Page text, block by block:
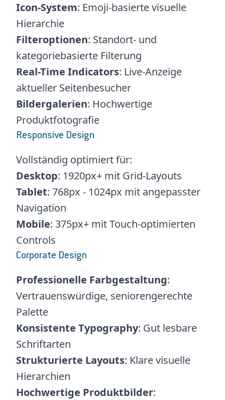
Icon-System: Emoji-basierte visuelle
Hierarchie
Filteroptionen: Standort- und
kategoriebasierte Filterung
Real-Time Indicators: Live-Anzeige
aktueller Seitenbesucher
Bildergalerien: Hochwertige
Produktfotografie
Responsive Design
Vollständig optimiert für:
Desktop: 1920px+ mit Grid-Layouts
Tablet: 768px - 1024px mit angepasster
Navigation
Mobile: 375px+ mit Touch-optimierten
Controls
Corporate Design
Professionelle Farbgestaltung:
Vertrauenswürdige, seniorengerechte
Palette
Konsistente Typography: Gut lesbare
Schriftarten
Strukturierte Layouts: Klare visuelle
Hierarchien
Hochwertige Produktbilder: